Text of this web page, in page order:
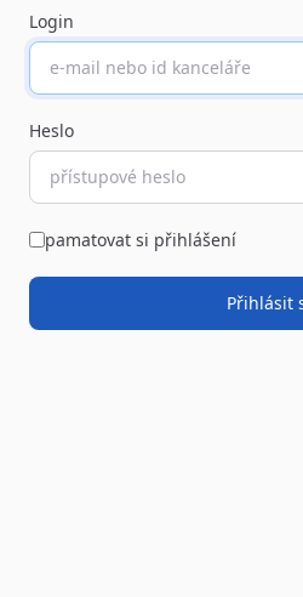
Login
Heslo
pamatovat si přihlášení
Přihlásit